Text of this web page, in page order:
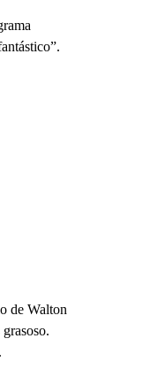
de Walton